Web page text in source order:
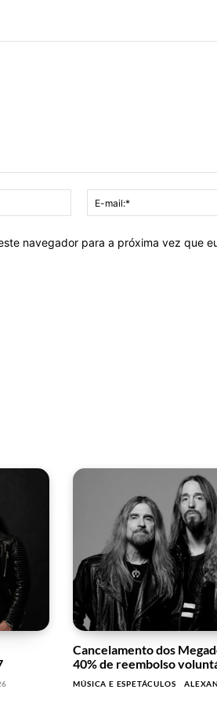
Nome:*
navegador para a próxima vez que
Cancelamento dos
40% de reembolso
MÚSICA E ESPETÁCULOS